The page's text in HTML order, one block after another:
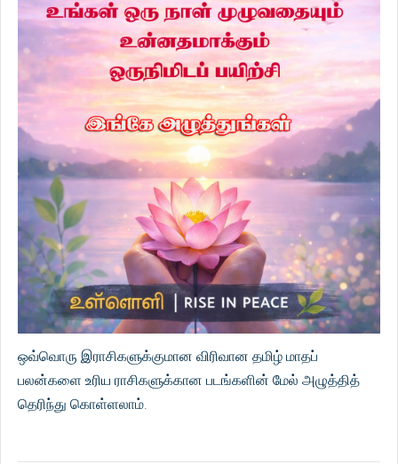
ஒவ்வொரு இராசிகளுக்குமான விரிவான தமிழ் மாதப்
பலன்களை உரிய ராசிகளுக்கான படங்களின் மேல் அழுத்தித்
தெரிந்து கொள்ளலாம்.